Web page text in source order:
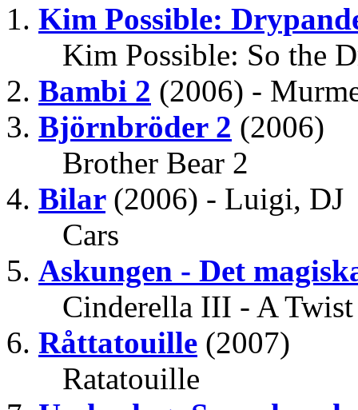
Kim Possible:
Kim Possible: So the
Bambi 2 (2006) -
Björnbröder 2 (2006)
Brother Bear 2
Bilar (2006) - Luigi, DJ
Cars
Askungen - Det
Cinderella III - A
Råttatouille (2007)
Ratatouille